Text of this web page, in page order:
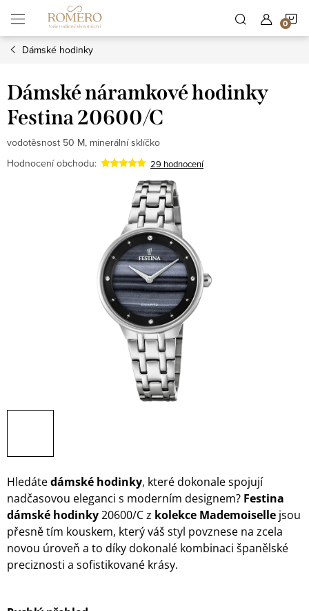
obsah
Dámské hodinky
Dámské náramkové hodinky
Festina 20600/C
vodotěsnost 50 M, minerální sklíčko
Hodnocení obchodu:
29 hodnocení
Hledátedámské hodinky, které dokonale spojují
nadčasovou eleganci s moderním designem? Festina
dámské hodinky20600/C z kolekce Mademoiselle jsou
přesně tím kouskem, který váš styl povznese na zcela
novou úroveň a to díky dokonalé kombinaci španělské
preciznosti a sofistikované krásy.